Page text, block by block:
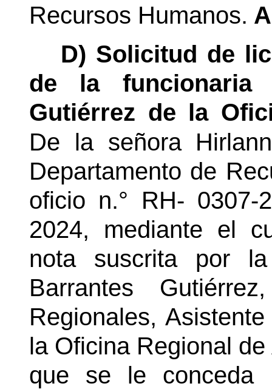
Recursos Humanos.
D) Solicitud de
de la funcionaria
Gutiérrez de la
De la señora
Departamento de
oficio n.° RH- 0307-
2024, mediante el
nota suscrita por
Barrantes
Regionales,
la Oficina Regional
que se le conceda